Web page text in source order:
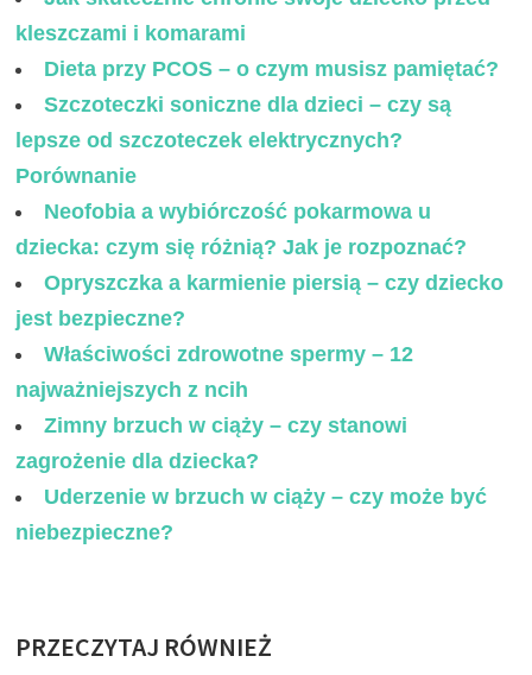
kleszczami i komarami
Dieta przy PCOS – o czym musisz pamiętać?
Szczoteczki soniczne dla dzieci – czy są
lepsze od szczoteczek elektrycznych?
Porównanie
Neofobia a wybiórczość pokarmowa u
dziecka: czym się różnią? Jak je rozpoznać?
Opryszczka a karmienie piersią – czy dziecko
jest bezpieczne?
Właściwości zdrowotne spermy – 12
najważniejszych z ncih
Zimny brzuch w ciąży – czy stanowi
zagrożenie dla dziecka?
Uderzenie w brzuch w ciąży – czy może być
niebezpieczne?
PRZECZYTAJ RÓWNIEŻ